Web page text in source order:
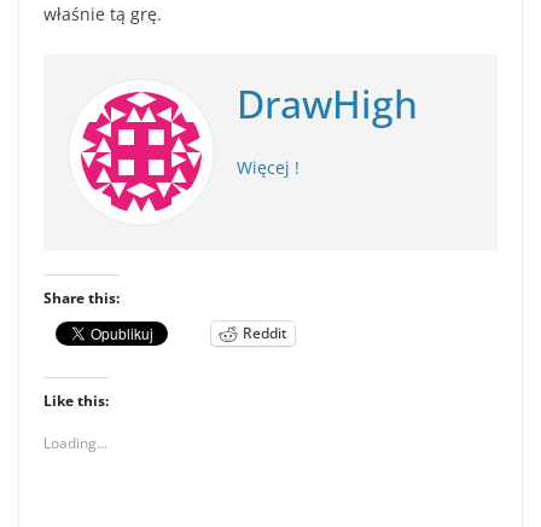
właśnie tą grę.
DrawHigh
Więcej !
Share this:
Reddit
Like this:
Loading...